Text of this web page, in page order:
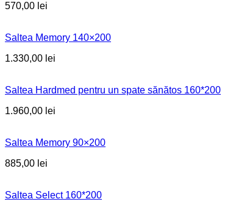
570,00 lei
Saltea Memory 140×200
1.330,00 lei
Saltea Hardmed pentru un spate sănătos 160*200
1.960,00 lei
Saltea Memory 90×200
885,00 lei
Saltea Select 160*200